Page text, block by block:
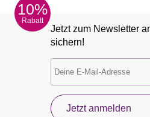
10%
Rabatt
Jetzt zum Newsletter
sichern!
Jetzt anmelden